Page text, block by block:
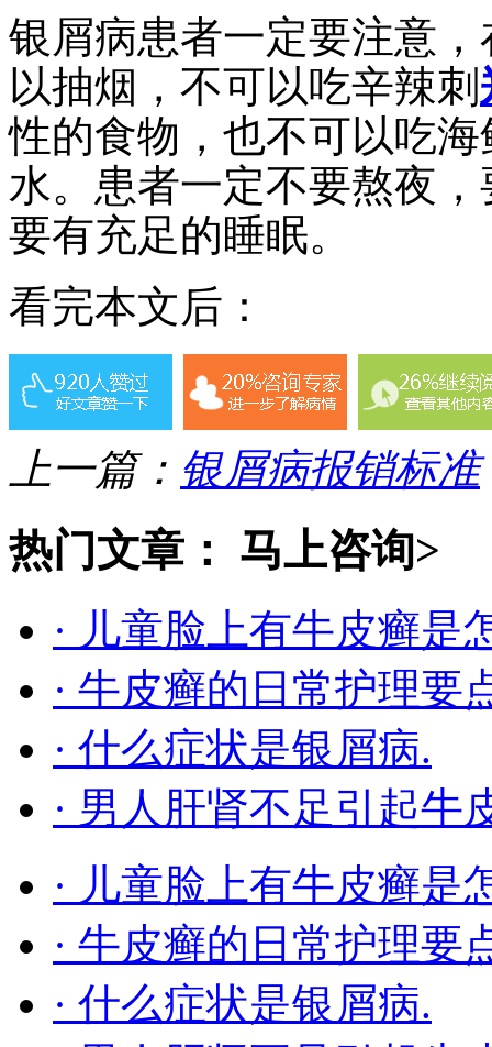
银屑病患者一定要注意
以抽烟，不可以吃辛辣刺
性的食物，也不可以吃
水。患者一定不要熬夜
要有充足的睡眠。
看完本文后：
上一篇： 银屑病报销标准
热门文章： 马上咨询>
· 儿童脸上有牛皮癣是
· 牛皮癣的日常护理要
· 什么症状是银屑病.
· 男人肝肾不足引起牛
· 儿童脸上有牛皮癣是
· 牛皮癣的日常护理要
· 什么症状是银屑病.